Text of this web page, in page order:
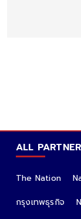
ALL PARTNER
The Nation
กรุงเทพธุรกิจ